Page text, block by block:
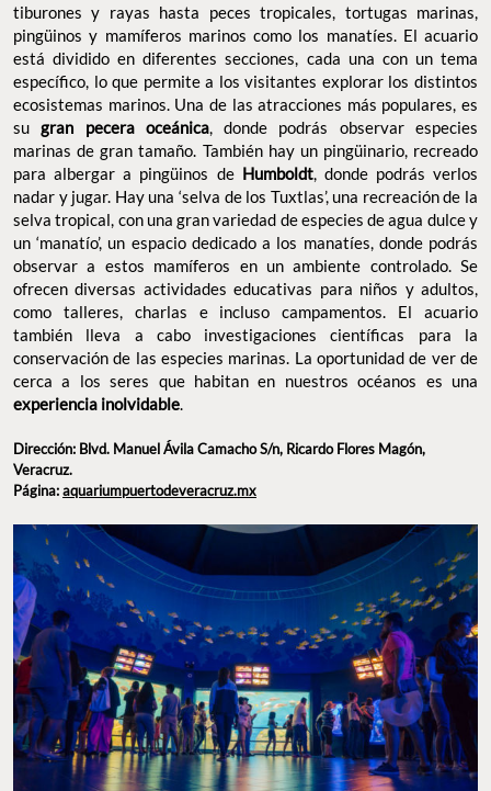
tiburones y rayas hasta peces tropicales, tortugas marinas,
pingüinos y mamíferos marinos como los manatíes. El acuario
está dividido en diferentes secciones, cada una con un tema
específico, lo que permite a los visitantes explorar los distintos
ecosistemas marinos. Una de las atracciones más populares, es
sugran pecera oceánica, donde podrás observar especies
marinas de gran tamaño. También hay un pingüinario, recreado
para albergar a pingüinos de Humboldt, donde podrás verlos
nadar y jugar. Hay una ‘selva de los Tuxtlas’, una recreación de la
selva tropical, con una gran variedad de especies de agua dulce y
un ‘manatío’, un espacio dedicado a los manatíes, donde podrás
observar a estos mamíferos en un ambiente controlado. Se
ofrecen diversas actividades educativas para niños y adultos,
como talleres, charlas e incluso campamentos. El acuario
también lleva a cabo investigaciones científicas para la
conservación de las especies marinas. La oportunidad de ver de
cerca a los seres que habitan en nuestros océanos es una
experiencia inolvidable.
Dirección: Blvd. Manuel Ávila Camacho S/n, Ricardo Flores Magón,
Veracruz.
Página:aquariumpuertodeveracruz.mx